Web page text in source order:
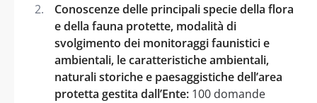
Conoscenze delle principali specie della flora
e della fauna protette, modalità di
svolgimento dei monitoraggi faunistici e
ambientali, le caratteristiche ambientali,
naturali storiche e paesaggistiche dell’area
protetta gestita dall’Ente: 100 domande